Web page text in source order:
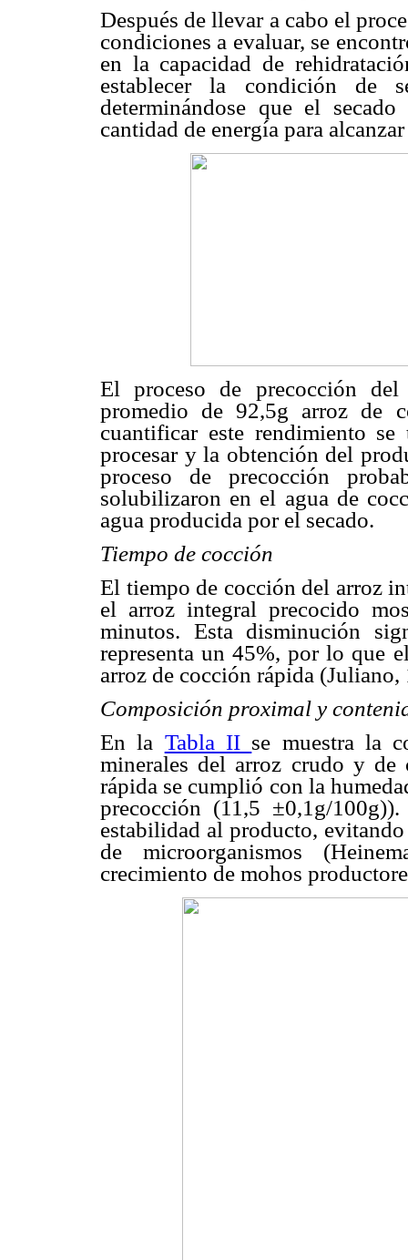
Después de llevar a cabo el
condiciones a evaluar, se
en la capacidad de
establecer la condición de
determinándose que el
cantidad de energía para
El proceso de precocción
promedio de 92,5g arroz de
cuantificar este rendimiento
procesar y la obtención del
proceso de precocción
solubilizaron en el agua de
agua producida por el secado.
Tiempo de cocción
El tiempo de cocción del arroz
el arroz integral precocido
minutos. Esta disminución
representa un 45%, por lo que
arroz de cocción rápida (Juliano,
Composición proximal y
En la Tabla II se muestra la
minerales del arroz crudo y de
rápida se cumplió con la
precocción (11,5 ±0,1g/
estabilidad al producto,
de microorganismos
crecimiento de mohos